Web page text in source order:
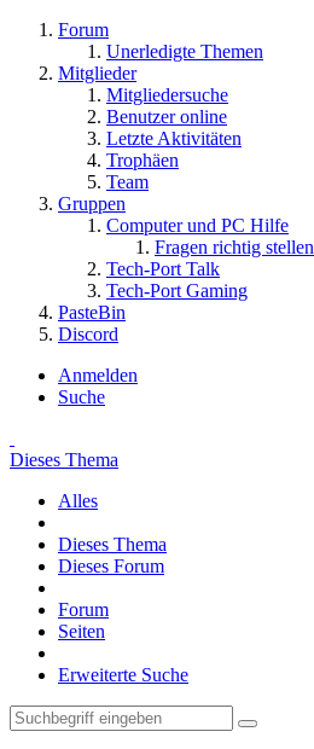
Forum
Unerledigte Themen
Mitglieder
Mitgliedersuche
Benutzer online
Letzte Aktivitäten
Trophäen
Team
Gruppen
Computer und PC Hilfe
Fragen richtig stellen
Tech-Port Talk
Tech-Port Gaming
PasteBin
Discord
Anmelden
Suche
Dieses Thema
Alles
Dieses Thema
Dieses Forum
Forum
Seiten
Erweiterte Suche